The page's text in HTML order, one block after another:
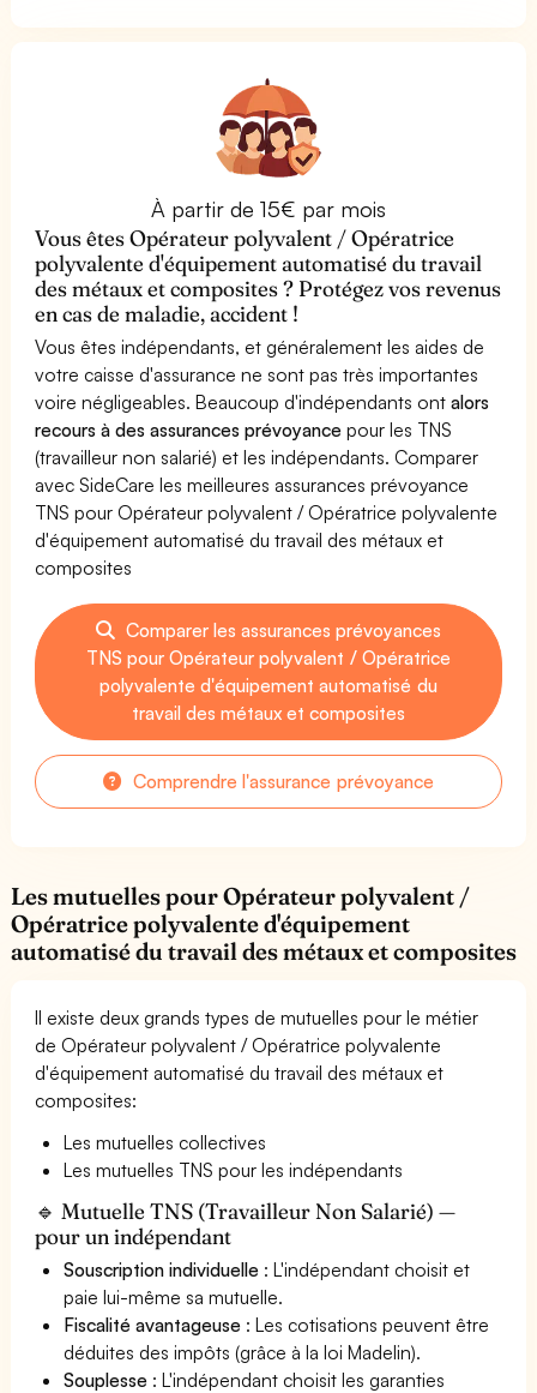
À partir de 15€ par mois
Vous êtes Opérateur polyvalent / Opératrice
polyvalente d'équipement automatisé du travail
des métaux et composites ? Protégez vos revenus
en cas de maladie, accident !
Vous êtes indépendants, et généralement les aides de
votre caisse d'assurance ne sont pas très importantes
voire négligeables. Beaucoup d'indépendants ontalors
recours à des assurances prévoyance pour les TNS
(travailleur non salarié) et les indépendants. Comparer
avec SideCare les meilleures assurances prévoyance
TNS pour Opérateur polyvalent / Opératrice polyvalente
d'équipement automatisé du travail des métaux et
composites
Comparer les assurances prévoyances
TNS pour Opérateur polyvalent / Opératrice
polyvalente d'équipement automatisé du
travail des métaux et composites
Comprendre l'assurance prévoyance
Les mutuelles pour Opérateur polyvalent /
Opératrice polyvalente d'équipement
automatisé du travail des métaux et composites
Il existe deux grands types de mutuelles pour le métier
de Opérateur polyvalent / Opératrice polyvalente
d'équipement automatisé du travail des métaux et
composites:
Les mutuelles collectives
Les mutuelles TNS pour les indépendants
🔹 Mutuelle TNS (Travailleur Non Salarié) —
pour un indépendant
Souscription individuelle : L'indépendant choisit et
paie lui-même sa mutuelle.
Fiscalité avantageuse : Les cotisations peuvent être
déduites des impôts (grâce à la loi Madelin).
Souplesse : L'indépendant choisit les garanties